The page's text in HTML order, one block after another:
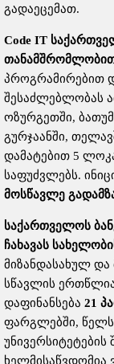
გადაეცემათ.
Code IT
პროგრამირებით
შესაძლებლობას
ოზურგეთში,
გურჯაანში,
დამატებით 5
საფუძვლებს.
მოსწავლე
საქართველოს
ჩახავას
მიზანდასახულ
სწავლის
დაფინანსება 21
ფარგლებში, წელს
ხელმისაწვდომია